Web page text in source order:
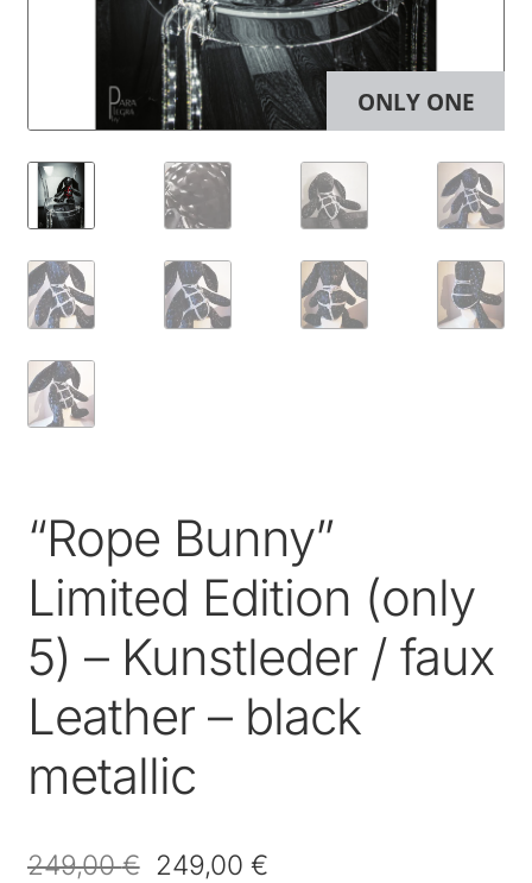
ONLY ONE
“Rope Bunny”
Limited Edition (only
5) – Kunstleder / faux
Leather – black
metallic
249,00€ 249,00€